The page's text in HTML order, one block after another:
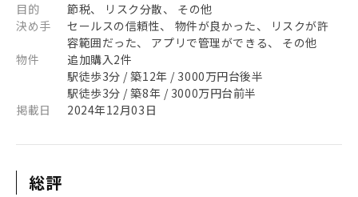
目的
節税、 リスク分散、 その他
決め手
セールスの信頼性、 物件が良かった、 リスクが許
容範囲だった、 アプリで管理ができる、 その他
物件
追加購入2件
駅徒歩3分 / 築12年 / 3000万円台後半
駅徒歩3分 / 築8年 / 3000万円台前半
掲載日
2024年12月03日
総評